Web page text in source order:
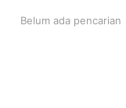
Belum ada pencarian